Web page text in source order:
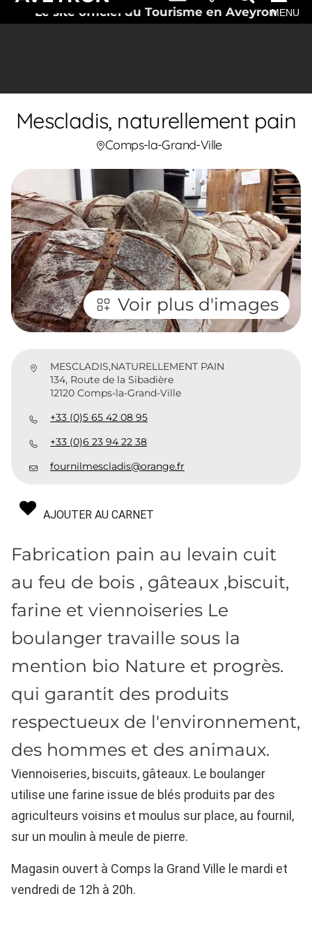
Le site officiel du Tourisme en AveyronMENU
Mescladis, naturellement pain
Comps-la-Grand-Ville
Voir plus d'images
MESCLADIS,NATURELLEMENT PAIN
134, Route de la Sibadière
12120 Comps-la-Grand-Ville
+33 (0)5 65 42 08 95
+33 (0)6 23 94 22 38
fournilmescladis@orange.fr
AJOUTER AU CARNET
Fabrication pain au levain cuit
au feu de bois , gâteaux ,biscuit,
farine et viennoiseries Le
boulanger travaille sous la
mention bio Nature et progrès.
qui garantit des produits
respectueux de l'environnement,
des hommes et des animaux.
Viennoiseries, biscuits, gâteaux. Le boulanger
utilise une farine issue de blés produits par des
agriculteurs voisins et moulus sur place, au fournil,
sur un moulin à meule de pierre.
Magasin ouvert à Comps la Grand Ville le mardi et
vendredi de 12h à 20h.